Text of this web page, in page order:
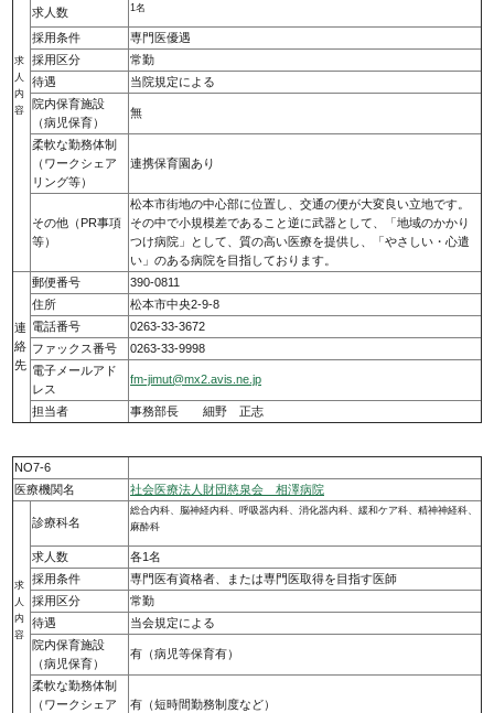
求
人
内
容
求人数
1名
採用条件
専門医優遇
採用区分
常勤
待遇
当院規定による
院内保育施設
（病児保育）
無
柔軟な勤務体制
（ワークシェア
リング等）
連携保育園あり
その他（PR事項
等）
松本市街地の中心部に位置し、交通の便が大変良い立地です。
その中で小規模差であること逆に武器として、「地域のかかり
つけ病院」として、質の高い医療を提供し、「やさしい・心遣
い」のある病院を目指しております。
連
絡
先
郵便番号
390-0811
住所
松本市中央2-9-8
電話番号
0263-33-3672
ファックス番号
0263-33-9998
電子メールアド
レス
fm-jimut@mx2.avis.ne.jp
担当者 事務部長 細野 正志
NO7-6
医療機関名
社会医療法人財団慈泉会 相澤病院
求
人
内
容
診療科名
総合内科、脳神経内科、呼吸器内科、消化器内科、緩和ケア科、精神神経科、
麻酔科
求人数
各1名
採用条件
専門医有資格者、または専門医取得を目指す医師
採用区分
常勤
待遇
当会規定による
院内保育施設
（病児保育）
有（病児等保育有）
柔軟な勤務体制
（ワークシェア
有（短時間勤務制度など）